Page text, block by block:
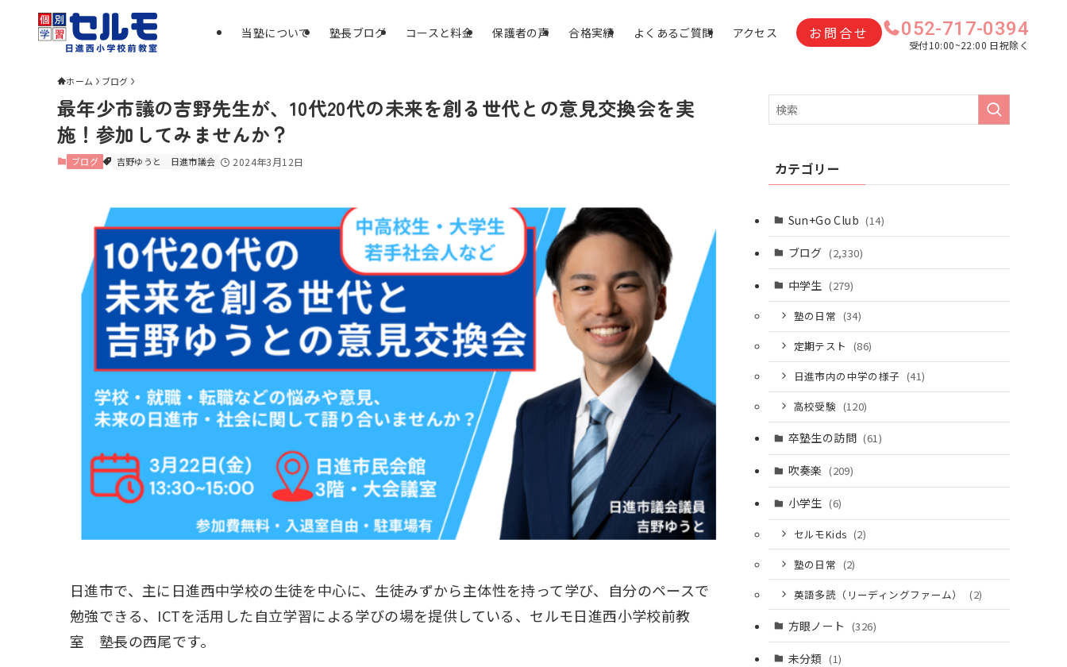
当塾について 塾長ブログ コースと料金 保護者の声 合格実績 よくあるご質問 アクセス お問合せ 052-717-0394
受付10:00~22:00 日祝除く
ホーム ブログ
最年少市議の吉野先生が、10代20代の未来を創る世代との意見交換会を実
施！参加してみませんか？
ブログ 吉野ゆうと 日進市議会 2024年3月12日
日進市で、主に日進西中学校の生徒を中心に、生徒みずから主体性を持って学び、自分のペースで
勉強できる、ICTを活用した自立学習による学びの場を提供している、セルモ日進西小学校前教
室 塾長の西尾です。
カテゴリー
Sun+Go Club (14)
ブログ (2,330)
中学生 (279)
塾の日常 (34)
定期テスト (86)
日進市内の中学の様子 (41)
高校受験 (120)
卒塾生の訪問 (61)
吹奏楽 (209)
小学生 (6)
セルモKids (2)
塾の日常 (2)
英語多読（リーディングファーム）
(2)
方眼ノート (326)
未分類 (1)